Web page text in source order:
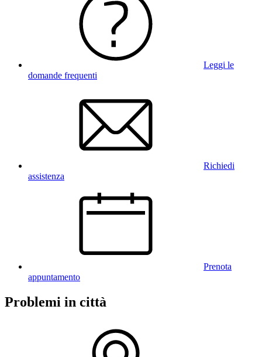
Leggi le
domande frequenti
Richiedi
assistenza
Prenota
appuntamento
Problemi in città